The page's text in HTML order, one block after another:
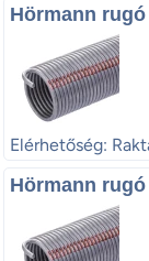
Hörmann rugó
Elérhetőség:
Hörmann rugó